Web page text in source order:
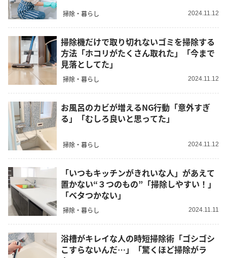
掃除・暮らし 2024.11.12
掃除機だけで取り切れないゴミを掃除する
方法「ホコリがたくさん取れた」「今まで
見落としてた」
掃除・暮らし 2024.11.12
お風呂のカビが増えるNG行動「意外すぎ
る」「むしろ良いと思ってた」
掃除・暮らし 2024.11.12
「いつもキッチンがきれいな人」があえて
置かない“３つのもの”「掃除しやすい！」
「ベタつかない」
掃除・暮らし 2024.11.11
浴槽がキレイな人の時短掃除術「ゴシゴシ
こすらないんだ…」「驚くほど掃除がラ